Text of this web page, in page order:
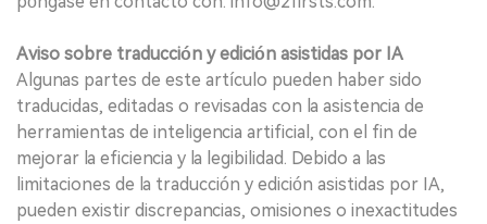
Aviso sobre traducción y edición asistidas por IA
Algunas partes de este artículo pueden haber sido
traducidas, editadas o revisadas con la asistencia de
herramientas de inteligencia artificial, con el fin de
mejorar la eficiencia y la legibilidad. Debido a las
limitaciones de la traducción y edición asistidas por IA,
pueden existir discrepancias, omisiones o inexactitudes